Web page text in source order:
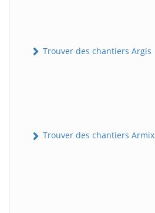
Trouver des chantiers Argis
Trouver des chantiers Armix